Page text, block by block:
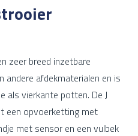
zeer breed inzetbare
afdekmaterialen en is
als vierkante potten. De J
een opvoerketting met
met sensor en een vulbek